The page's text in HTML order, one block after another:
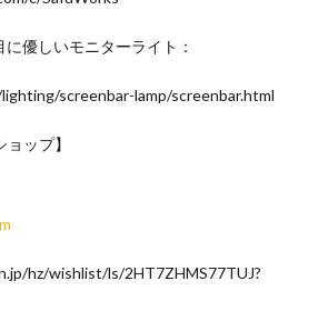
る目に優しいモニターライト：
screenbar-lamp/screenbar.html
ップ】
hz/wishlist/ls/2HT7ZHMS77TUJ?